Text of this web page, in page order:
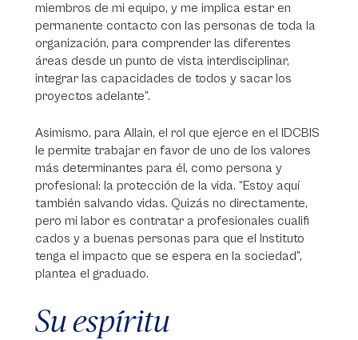
miembros de mi equipo, y me implica estar en
permanente contacto con las personas de toda la
organización, para comprender las diferentes
áreas desde un punto de vista interdisciplinar,
integrar las capacidades de todos y sacar los
proyectos adelante”.
Asimismo, para Allain, el rol que ejerce en el IDCBIS
le permite trabajar en favor de uno de los valores
más determinantes para él, como persona y
profesional: la protección de la vida. “Estoy aquí
también salvando vidas. Quizás no directamente,
pero mi labor es contratar a profesionales cualifi
cados y a buenas personas para que el Instituto
tenga el impacto que se espera en la sociedad”,
plantea el graduado.
Su espíritu